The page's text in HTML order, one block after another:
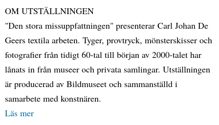
OM UTSTÄLLNINGEN
"Den stora missuppfattningen" presenterar Carl Johan De
Geers textila arbeten. Tyger, provtryck, mönsterskisser och
fotografier från tidigt 60-tal till början av 2000-talet har
lånats in från museer och privata samlingar. Utställningen
är producerad av Bildmuseet och sammanställd i
samarbete med konstnären.
Läs mer